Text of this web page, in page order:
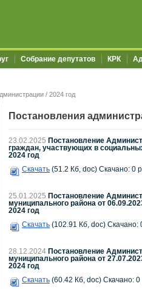
Собрание депутатов КРК
/ 2024 год
Постановления
23.02.2025 Постановление
граждан, участвующих в
2024 год
Скачать (51.2 Кб, doc) Скачано: 0
25.01.2025 Постановление
муниципального района от
2024 год
Скачать (102.91 Кб, doc) Скачано:
28.12.2024 Постановление
муниципального района от
2024 год
Скачать (60.42 Кб, doc) Скачано: 0